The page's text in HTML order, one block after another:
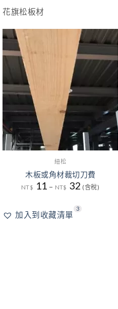
花旗松板材
到收
藏清
單
紐松
木板或角材裁切刀費
NT$ 11 – NT$ 32 (含稅)
加入到收藏清單
3